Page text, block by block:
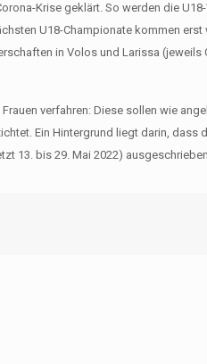
Krise geklärt. So werden die
U18-Championate kommen
in Volos und Larissa (jeweils
verfahren: Diese sollen wie
Ein Hintergrund liegt darin, dass
13. bis 29. Mai 2022)